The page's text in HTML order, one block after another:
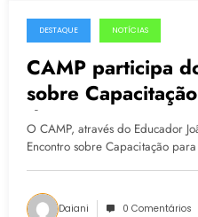
26.03.2015
DESTAQUE NOTÍCIAS
CAMP participa
sobre
de Projetos na
Direito à Cultura e
O CAMP, através do Educador
Encontro sobre Capacitação
Daiani 0 Comentários